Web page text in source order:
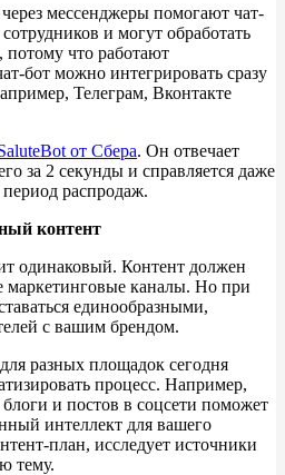
мессенджеры помогают чат-
и могут обработать
потому что работают
бот можно интегрировать сразу
Телеграм, Вконтакте
от Сбера. Он отвечает
за 2 секунды и справляется даже
период распродаж.
контент
одинаковый. Контент должен
маркетинговые каналы. Но при
единообразными,
с вашим брендом.
разных площадок сегодня
процесс. Например,
блоги и постов в соцсети поможет
интеллект для вашего
план, исследует источники
тему.